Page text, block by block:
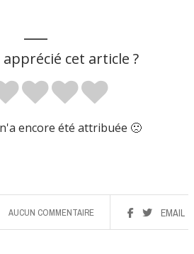
cet article ?
encore été attribuée 🙁
EMAIL
AUCUN COMMENTAIRE